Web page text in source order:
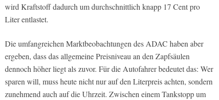
wird Kraftstoff dadurch um durchschnittlich knapp 17 Cent pro
Liter entlastet.
Die umfangreichen Marktbeobachtungen des ADAC haben aber
ergeben, dass das allgemeine Preisniveau an den Zapfsäulen
dennoch höher liegt als zuvor. Für die Autofahrer bedeutet das: Wer
sparen will, muss heute nicht nur auf den Literpreis achten, sondern
zunehmend auch auf die Uhrzeit. Zwischen einem Tankstopp um